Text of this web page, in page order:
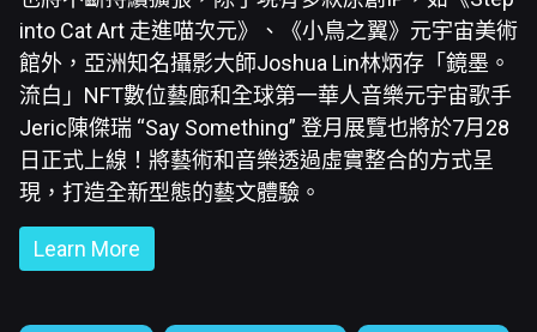
into Cat Art 走進喵次元》、《小鳥之翼》元宇宙美術
館外，亞洲知名攝影大師Joshua Lin林炳存「鏡墨。
流白」NFT數位藝廊和全球第一華人音樂元宇宙歌手
Jeric陳傑瑞 “Say Something” 登月展覽也將於7月28
日正式上線！將藝術和音樂透過虛實整合的方式呈
現，打造全新型態的藝文體驗。
Learn More